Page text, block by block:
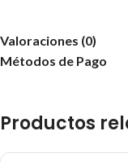
Valoraciones (0)
Métodos de Pago
Productos